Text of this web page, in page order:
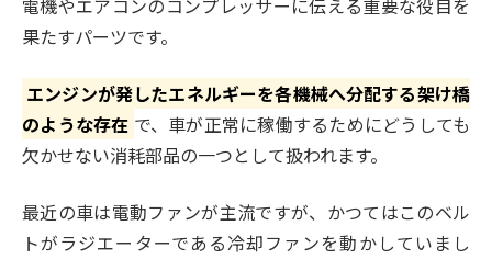
電機やエアコンのコンプレッサーに伝える重要な役目を
果たすパーツです。
エンジンが発したエネルギーを各機械へ分配する架け橋
のような存在 で、車が正常に稼働するためにどうしても
欠かせない消耗部品の一つとして扱われます。
最近の車は電動ファンが主流ですが、かつてはこのベル
トがラジエーターである冷却ファンを動かしていまし